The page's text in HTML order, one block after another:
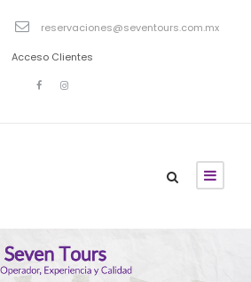
reservaciones@seventours.com.mx
Acceso Clientes